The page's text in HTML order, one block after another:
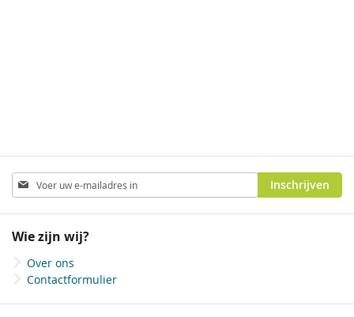
Abonneer
u
op
nieuwsbrief
Inschrijven
Wie zijn wij?
Over ons
Contactformulier